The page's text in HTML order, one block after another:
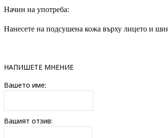
Начин на употреба:
Нанесете на подсушена кожа върху лицето и
НАПИШЕТЕ МНЕНИЕ
Вашето име:
Вашият отзив: